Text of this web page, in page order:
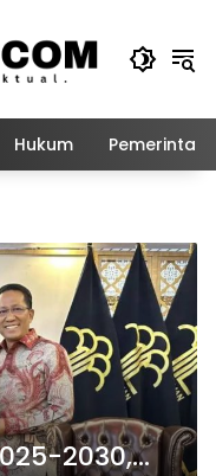
Hukum
2030,